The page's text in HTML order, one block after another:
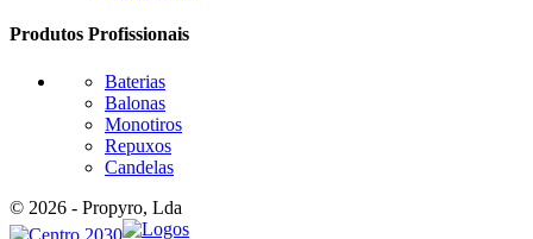
Produtos Profissionais
Baterias
Balonas
Monotiros
Repuxos
Candelas
© 2026 - Propyro, Lda